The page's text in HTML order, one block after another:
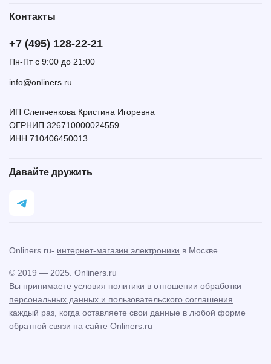
Контакты
+7 (495) 128-22-21
Пн-Пт с 9:00 до 21:00
info@onliners.ru
ИП Слепченкова Кристина Игоревна
ОГРНИП 326710000024559
ИНН 710406450013
Давайте дружить
Вы принимаете условия политики в отношении обработки
персональных данных и пользовательского соглашения
каждый раз, когда оставляете свои данные в любой форме
обратной связи на сайте Onliners.ru
© 2019 — 2025. Onliners.ru
Onliners.ru- интернет-магазин электроники в Москве.